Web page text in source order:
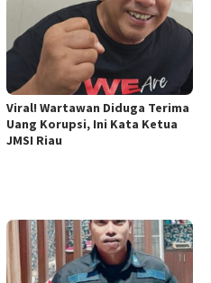
Viral! Wartawan Diduga Terima
Uang Korupsi, Ini Kata Ketua
JMSI Riau